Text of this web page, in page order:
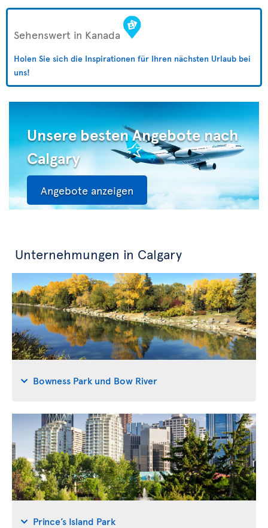
Sehenswert in Kanada
Holen Sie sich die Inspirationen für Ihren nächsten Urlaub bei
uns!
Unsere besten Angebote nach
Calgary
Angebote anzeigen
Unternehmungen in Calgary
Bowness Park und Bow River
Prince’s Island Park